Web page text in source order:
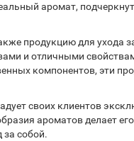
аромат,
продукцию для ухода
и отличными
компонентов, эти
своих клиентов
ароматов делает
за собой.